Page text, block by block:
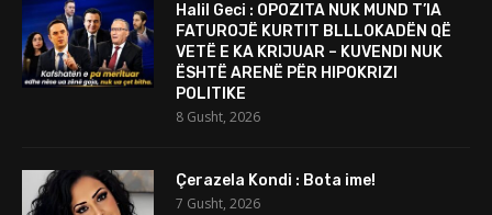
Halil Geci : OPOZITA NUK MUND T’IA
FATUROJË KURTIT BLLLOKADËN QË
VETË E KA KRIJUAR – KUVENDI NUK
ËSHTË ARENË PËR HIPOKRIZI
POLITIKE
8 Gusht, 2026
Çerazela Kondi : Bota ime!
7 Gusht, 2026